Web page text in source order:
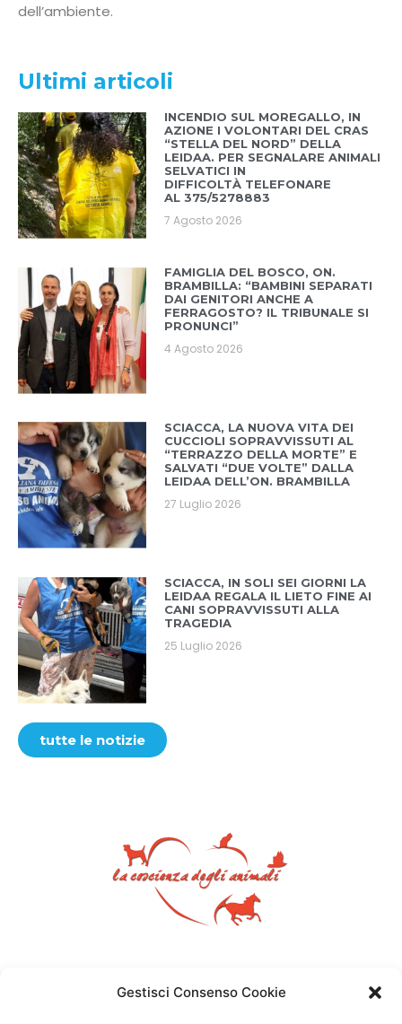
Gestisci Consenso Cookie
dell’ambiente.
Ultimi articoli
INCENDIO SUL MOREGALLO, IN
AZIONE I VOLONTARI DEL CRAS
“STELLA DEL NORD” DELLA
LEIDAA. PER SEGNALARE ANIMALI
SELVATICI IN
DIFFICOLTÀ TELEFONARE
AL 375/5278883
7 Agosto 2026
FAMIGLIA DEL BOSCO, ON.
BRAMBILLA: “BAMBINI SEPARATI
DAI GENITORI ANCHE A
FERRAGOSTO? IL TRIBUNALE SI
PRONUNCI”
4 Agosto 2026
SCIACCA, LA NUOVA VITA DEI
CUCCIOLI SOPRAVVISSUTI AL
“TERRAZZO DELLA MORTE” E
SALVATI “DUE VOLTE” DALLA
LEIDAA DELL’ON. BRAMBILLA
27 Luglio 2026
SCIACCA, IN SOLI SEI GIORNI LA
LEIDAA REGALA IL LIETO FINE AI
CANI SOPRAVVISSUTI ALLA
TRAGEDIA
25 Luglio 2026
tutte le notizie